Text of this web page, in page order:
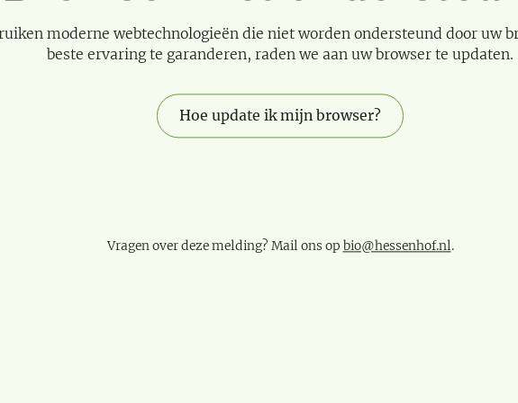
moderne webtechnologieën die niet worden ondersteund door uw
beste ervaring te garanderen, raden we aan uw browser te updaten.
Hoe update ik mijn browser?
Vragen over deze melding? Mail ons op bio@hessenhof.nl.